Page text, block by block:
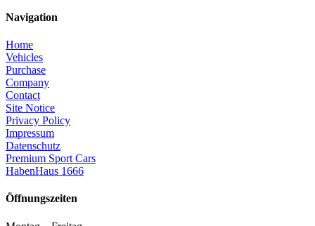
Navigation
Home
Vehicles
Purchase
Company
Contact
Site Notice
Privacy Policy
Impressum
Datenschutz
Premium Sport Cars
HabenHaus 1666
Öffnungszeiten